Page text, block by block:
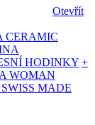
Otevřít
CERAMIC
HODINKY +
WOMAN
MADE